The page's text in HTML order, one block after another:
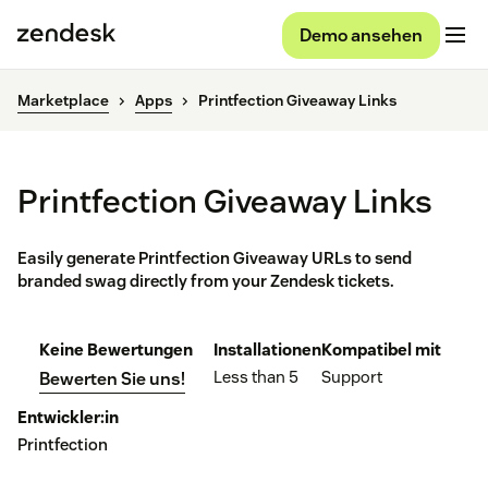
Demo ansehen
Marketplace Apps Printfection Giveaway Links
Printfection Giveaway Links
Easily generate Printfection Giveaway URLs to send
branded swag directly from your Zendesk tickets.
Keine Bewertungen
Bewerten Sie uns!
Installationen
Less than 5
Kompatibel mit
Support
Entwickler:in
Printfection